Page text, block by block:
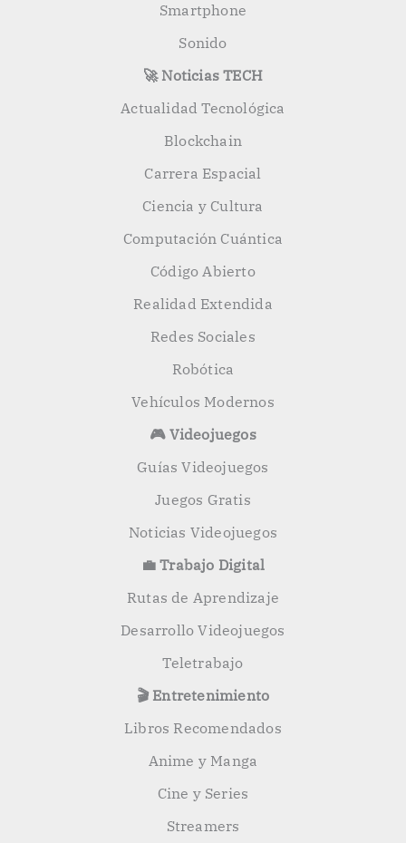
Smartphone
Sonido
🚀 Noticias TECH
Actualidad Tecnológica
Blockchain
Carrera Espacial
Ciencia y Cultura
Computación Cuántica
Código Abierto
Realidad Extendida
Redes Sociales
Robótica
Vehículos Modernos
🎮 Videojuegos
Guías Videojuegos
Juegos Gratis
Noticias Videojuegos
💼 Trabajo Digital
Rutas de Aprendizaje
Desarrollo Videojuegos
Teletrabajo
🎬 Entretenimiento
Libros Recomendados
Anime y Manga
Cine y Series
Streamers